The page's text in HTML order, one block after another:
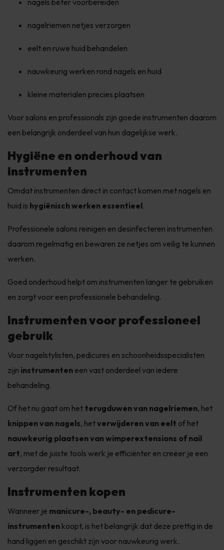
nagels beter voorbereiden
nagelriemen netjes verzorgen
eelt en ruwe huid behandelen
nauwkeurig werken rond nagels en huid
kleine materialen precies plaatsen
Voor salons en professionals zijn goede instrumenten daarom
een belangrijk onderdeel van hun dagelijkse werk.
Hygiëne en onderhoud van
instrumenten
Omdat instrumenten direct in contact komen met nagels en
huid is hygiënisch werken essentieel.
Professionele salons reinigen en desinfecteren instrumenten
daarom regelmatig en bewaren ze netjes om veilig te kunnen
werken.
Goed onderhoud helpt om instrumenten langer te gebruiken
en zorgt voor een professionele behandeling.
Instrumenten voor professioneel
gebruik
Voor nagelstylisten, pedicures en schoonheidsspecialisten
zijn instrumenten een vast onderdeel van iedere
behandeling.
Of het nu gaat om het terugduwen van nagelriemen, het
knippen van nagels, hetverwijderen van eelt of het
nauwkeurig plaatsen van wimperextensions of nail
art, met de juiste tools werk je efficiënter en creëer je een
verzorgder resultaat.
Instrumenten kopen
Wanneer je manicure-, beauty- en pedicure-
instrumenten koopt, is het belangrijk dat deze prettig in de
hand liggen en geschikt zijn voor nauwkeurig werk.